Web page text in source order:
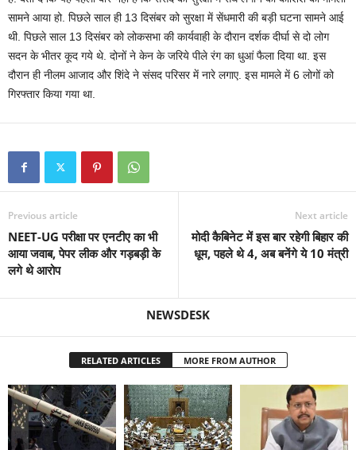
सामने आया हो. पिछले साल ही 13 दिसंबर को सुरक्षा में सेंधमारी की बड़ी घटना सामने आई
थी. पिछले साल 13 दिसंबर को लोकसभा की कार्यवाही के दौरान दर्शक दीर्घा से दो लोग
सदन के भीतर कूद गये थे. दोनों ने केन के जरिये पीले रंग का धुआं फैला दिया था. इस
दौरान ही नीलम आजाद और शिंदे ने संसद परिसर में नारे लगाए. इस मामले में 6 लोगों को
गिरफ्तार किया गया था.
Previous article
NEET-UG परीक्षा पर एनटीए का भी
आया जवाब, पेपर लीक और गड़बड़ी के
लगे थे आरोप
Next article
मोदी कैबिनेट में इस बार रहेगी बिहार की
धूम, पहले थे 4, अब बनेंगे ये 10 मंत्री
NEWSDESK
RELATED ARTICLES MORE FROM AUTHOR